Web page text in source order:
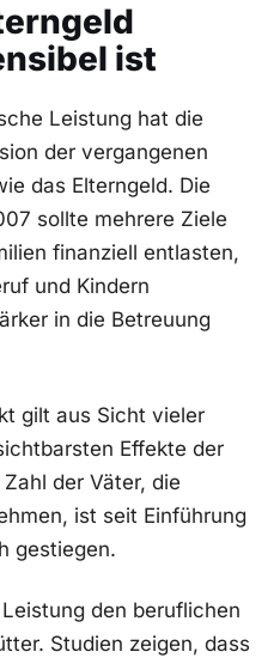
ist
Leistung hat die
der vergangenen
das Elterngeld. Die
sollte mehrere Ziele
finanziell entlasten,
und Kindern
in die Betreuung
gilt aus Sicht vieler
Effekte der
der Väter, die
ist seit Einführung
gestiegen.
den beruflichen
Studien zeigen, dass